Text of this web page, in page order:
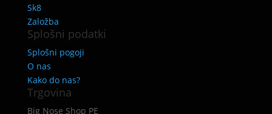
Sk8
Založba
Splošni podatki
Splošni pogoji
O nas
Kako do nas?
Trgovina
Big Nose Shop PE